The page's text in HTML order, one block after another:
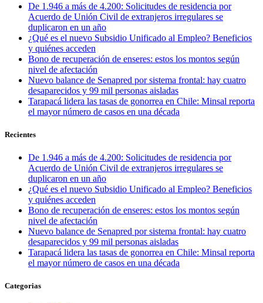
De 1.946 a más de 4.200: Solicitudes de residencia por
Acuerdo de Unión Civil de extranjeros irregulares se
duplicaron en un año
¿Qué es el nuevo Subsidio Unificado al Empleo? Beneficios
y quiénes acceden
Bono de recuperación de enseres: estos los montos según
nivel de afectación
Nuevo balance de Senapred por sistema frontal: hay cuatro
desaparecidos y 99 mil personas aisladas
Tarapacá lidera las tasas de gonorrea en Chile: Minsal reporta
el mayor número de casos en una década
Recientes
De 1.946 a más de 4.200: Solicitudes de residencia por
Acuerdo de Unión Civil de extranjeros irregulares se
duplicaron en un año
¿Qué es el nuevo Subsidio Unificado al Empleo? Beneficios
y quiénes acceden
Bono de recuperación de enseres: estos los montos según
nivel de afectación
Nuevo balance de Senapred por sistema frontal: hay cuatro
desaparecidos y 99 mil personas aisladas
Tarapacá lidera las tasas de gonorrea en Chile: Minsal reporta
el mayor número de casos en una década
Categorias